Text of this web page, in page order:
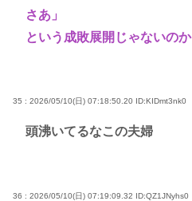
さあ」
という成敗展開じゃないのか
35 : 2026/05/10(日) 07:18:50.20 ID:KIDmt3nk0
頭沸いてるなこの夫婦
36 : 2026/05/10(日) 07:19:09.32 ID:QZ1JNyhs0